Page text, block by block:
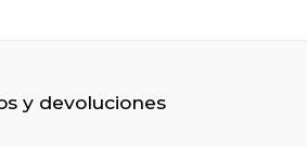
y devoluciones